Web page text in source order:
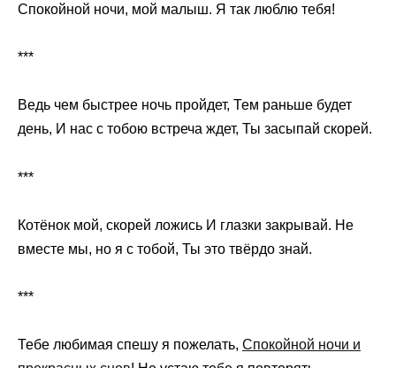
Спокойной ночи, мой малыш. Я так люблю тебя!
***
Ведь чем быстрее ночь пройдет, Тем раньше будет
день, И нас с тобою встреча ждет, Ты засыпай скорей.
***
Котёнок мой, скорей ложись И глазки закрывай. Не
вместе мы, но я с тобой, Ты это твёрдо знай.
***
Тебе любимая спешу я пожелать, Спокойной ночи и